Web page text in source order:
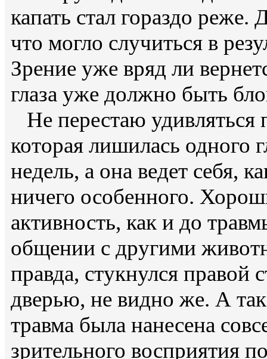
капать стал гораздо
что могло случиться в
Зрение уже вряд ли
глаза уже должно быть
Не перестаю удивляться
которая лишилась одного
недель, а она ведет себя,
ничего особенного.
активность, как и до
общении с другими
правда, стукнулся
дверью, не видно же. А
травма была нанесена
зрительного восприятия